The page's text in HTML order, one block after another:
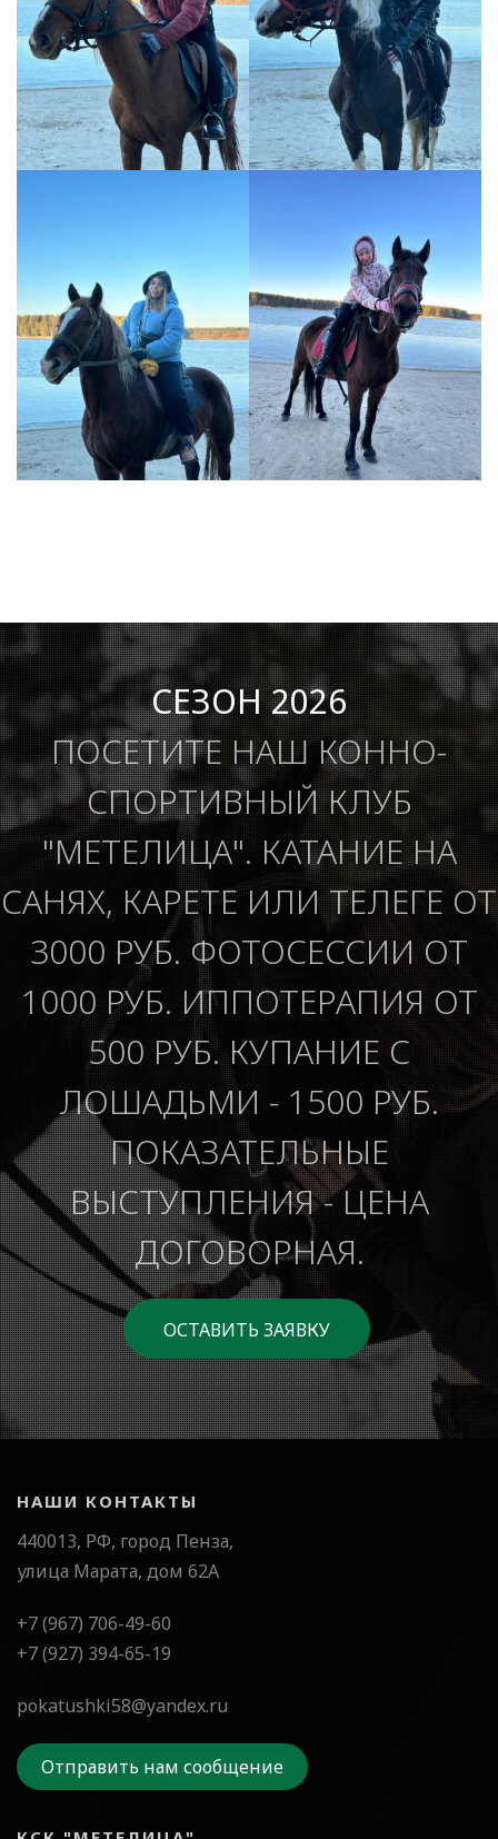
СЕЗОН 2026
ПОСЕТИТЕ НАШ КОННО-
СПОРТИВНЫЙ КЛУБ
"МЕТЕЛИЦА". КАТАНИЕ НА
САНЯХ, КАРЕТЕ ИЛИ ТЕЛЕГЕ ОТ
3000 РУБ. ФОТОСЕССИИ ОТ
1000 РУБ. ИППОТЕРАПИЯ ОТ
500 РУБ. КУПАНИЕ С
ЛОШАДЬМИ - 1500 РУБ.
ПОКАЗАТЕЛЬНЫЕ
ВЫСТУПЛЕНИЯ - ЦЕНА
ДОГОВОРНАЯ.
ОСТАВИТЬ ЗАЯВКУ
НАШИ КОНТАКТЫ
440013, РФ, город Пенза,
улица Марата, дом 62А
+7 (967) 706-49-60
+7 (927) 394-65-19
pokatushki58@yandex.ru
Отправить нам сообщение